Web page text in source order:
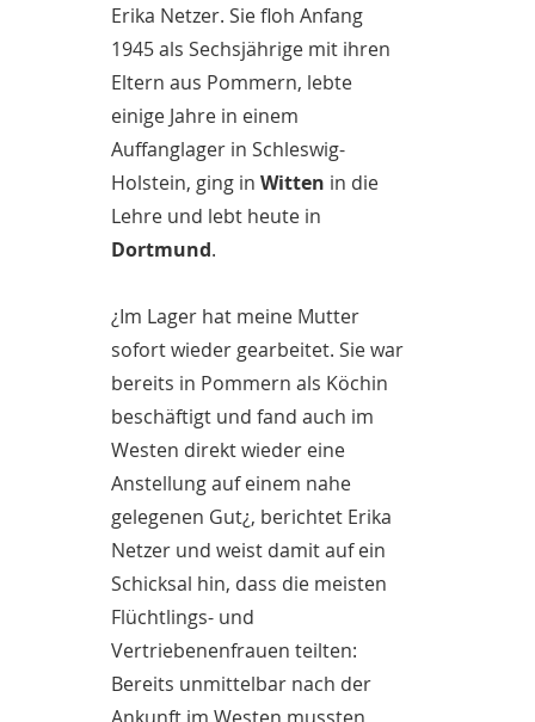
Erika Netzer. Sie floh Anfang
1945 als Sechsjährige mit ihren
Eltern aus Pommern, lebte
einige Jahre in einem
Auffanglager in Schleswig-
Holstein, ging in Witten in die
Lehre und lebt heute in
Dortmund.
¿Im Lager hat meine Mutter
sofort wieder gearbeitet. Sie war
bereits in Pommern als Köchin
beschäftigt und fand auch im
Westen direkt wieder eine
Anstellung auf einem nahe
gelegenen Gut¿, berichtet Erika
Netzer und weist damit auf ein
Schicksal hin, dass die meisten
Flüchtlings- und
Vertriebenenfrauen teilten:
Bereits unmittelbar nach der